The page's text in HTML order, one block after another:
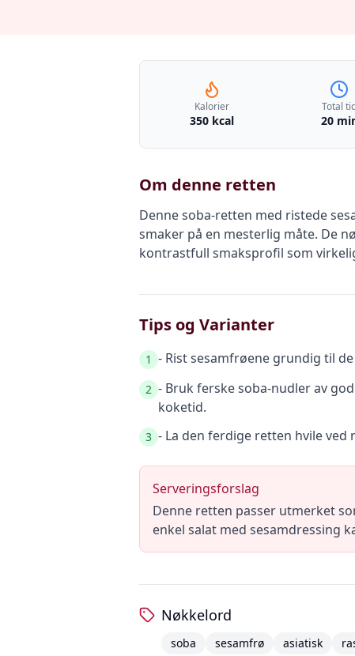
Kalorier
350 kcal
Total
20
Om denne retten
Denne soba-retten med ristede
smaker på en mesterlig måte. De
kontrastfull smaksprofil som
Tips og Varianter
1 - Rist sesamfrøene grundig til
2 - Bruk ferske soba-nudler av
koketid.
3 - La den ferdige retten hvile
Serveringsforslag
Denne retten passer utmerket
enkel salat med sesamdressing
Nøkkelord
soba sesamfrø asiatisk